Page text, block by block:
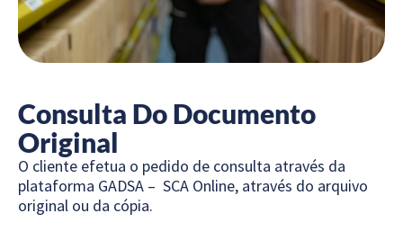
Consulta Do Documento
Original
O cliente efetua o pedido de consulta através da
plataforma GADSA – SCA Online, através do arquivo
original ou da cópia.